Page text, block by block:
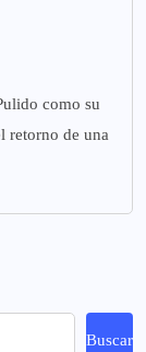
como su
retorno de una
Buscar